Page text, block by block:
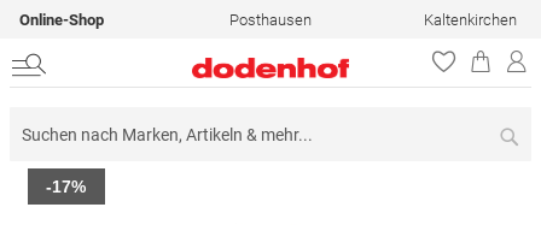
Online-Shop Posthausen Kaltenkirchen
Zum
Ende
-17%